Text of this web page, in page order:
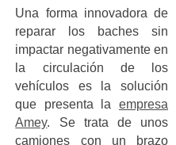
Una forma innovadora de
reparar los baches sin
impactar negativamente en
la circulación de los
vehículos es la solución
que presenta la empresa
Amey. Se trata de unos
camiones con un brazo